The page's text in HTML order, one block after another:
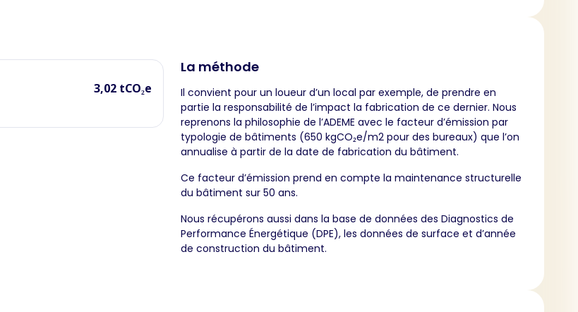
3,02 tCO₂e
La méthode
Il convient pour un loueur d’un local par exemple, de prendre en
partie la responsabilité de l’impact la fabrication de ce dernier. Nous
reprenons la philosophie de l’ADEME avec le facteur d’émission par
typologie de bâtiments (650 kgCO₂e/m2 pour des bureaux) que l’on
annualise à partir de la date de fabrication du bâtiment.
Ce facteur d’émission prend en compte la maintenance structurelle
du bâtiment sur 50 ans.
Nous récupérons aussi dans la base de données des Diagnostics de
Performance Énergétique (DPE), les données de surface et d’année
de construction du bâtiment.